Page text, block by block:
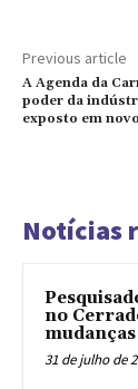
Previous article
A Agenda da
poder da
exposto em
Notícias
no
31 de julho de